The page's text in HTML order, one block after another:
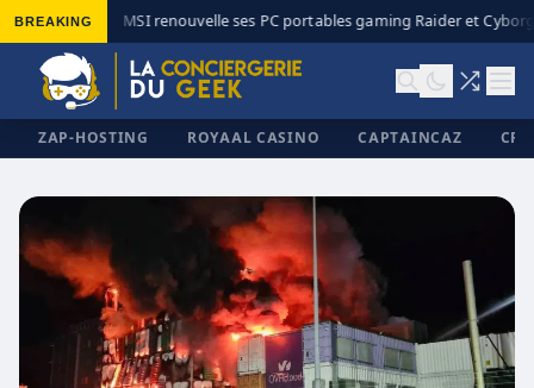
BREAKING MSI renouvelle ses PC portables gaming Raider et
ZAP-HOSTING ROYAAL CASINO CAPTAINCAZ
✕